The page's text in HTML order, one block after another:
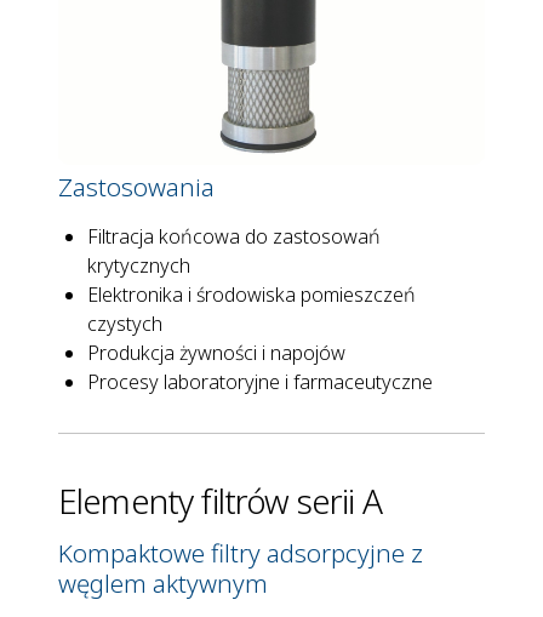
Zastosowania
Filtracja końcowa do zastosowań
krytycznych
Elektronika i środowiska pomieszczeń
czystych
Produkcja żywności i napojów
Procesy laboratoryjne i farmaceutyczne
Elementy filtrów serii A
Kompaktowe filtry adsorpcyjne z
węglem aktywnym